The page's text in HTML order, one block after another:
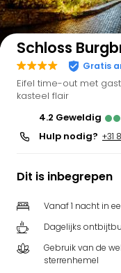
Schloss
Gratis
Eifel time-out met
kasteel flair
4.2
geweldig
Hulp nodig? +31
Dit is inbegrepen
Vanaf 1 nacht in
Dagelijks
Gebruik van de
sterrenhemel